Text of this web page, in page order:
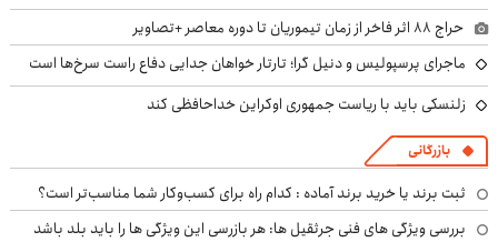
حراج ۸۸ اثر فاخر از زمان تیموریان تا دوره معاصر +تصاویر
ماجرای پرسپولیس و دنیل گرا؛ تارتار خواهان جدایی دفاع راست سرخ‌ها است
زلنسکی باید با ریاست جمهوری اوکراین خداحافظی کند
بازرگانی
ثبت برند یا خرید برند آماده : کدام راه برای کسب‌وکار شما مناسب‌تر است؟
بررسی ویژگی های فنی جرثقیل ها: هر بازرسی این ویژگی ها را باید بلد باشد